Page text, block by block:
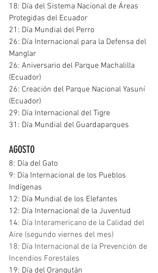
18: Día del Sistema Nacional de Áreas
Protegidas del Ecuador
21: Día Mundial del Perro
26: Día Internacional para la Defensa del
Manglar
26: Aniversario del Parque Machalilla
(Ecuador)
26: Creación del Parque Nacional Yasuní
(Ecuador)
29: Día Internacional del Tigre
31: Día Mundial del Guardaparques
AGOSTO
8: Día del Gato
9: Día Internacional de los Pueblos
Indígenas
12: Día Mundial de los Elefantes
12: Día Internacional de la Juventud
14: Día Interamericano de la Calidad del
Aire (segundo viernes del mes)
18: Día Internacional de la Prevención de
Incendios Forestales
19: Día del Orangután